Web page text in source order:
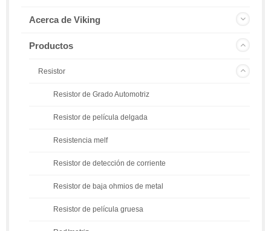
Acerca de Viking
Productos
Resistor
Resistor de Grado Automotriz
Resistor de película delgada
Resistencia melf
Resistor de detección de corriente
Resistor de baja ohmios de metal
Resistor de película gruesa